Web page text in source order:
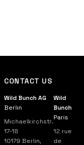
CONTACT US
Wild Bunch AG
Berlin
Michaelkirchstr.
17-18
10179 Berlin,
Wild
Bunch
Paris
12 rue
de